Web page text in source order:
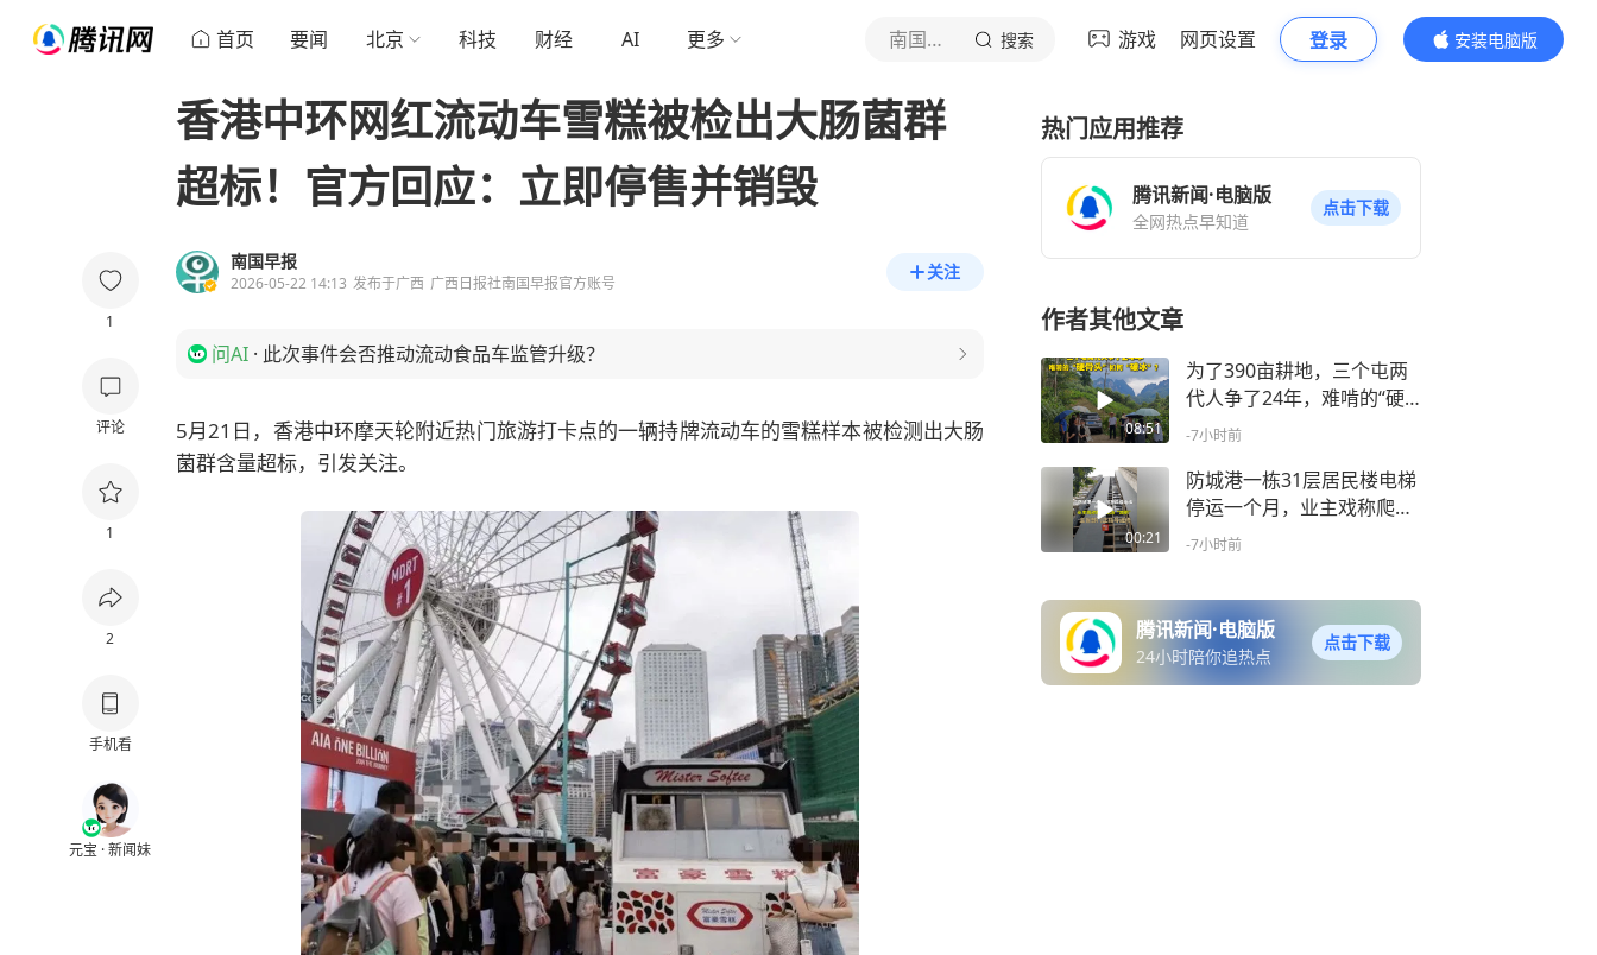
首页 要闻 北京 科技 财经 AI 更多 南国早报 搜索 游戏 网页设置 登录
安装电脑版
内容更精彩
1
评论
1
2
手机看
元宝 · 新闻妹
香港中环网红流动车雪糕被检出大肠菌群
超标！官方回应：立即停售并销毁
南国早报
2026-05-22 14:13 发布于广西 广西日报社南国早报官方账号
关注
问AI · 此次事件会否推动流动食品车监管升级？
5月21日，香港中环摩天轮附近热门旅游打卡点的一辆持牌流动车的雪糕样本被检测出大肠
菌群含量超标，引发关注。
热门应用推荐
腾讯新闻·电脑版
全网热点早知道
点击下载
作者其他文章
08:51
为了390亩耕地，三个屯两
代人争了24年，难啃的“硬
骨头”啃下来了！环江究竟做
《让人民评价·新闻进一步》
-7小时前
00:21
防城港一栋31层居民楼电梯
停运一个月，业主戏称爬楼
成功“减肥”，主管部门正指
-7小时前
腾讯新闻·电脑版
24小时陪你追热点
点击下载